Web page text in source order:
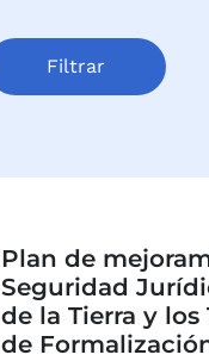
Plan de
Seguridad
de la Tierra y los
de